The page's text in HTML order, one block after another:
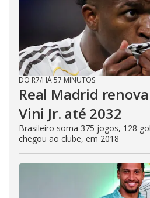
DO R7/HÁ 57 MINUTOS
Real Madrid
Vini Jr. até 2032
Brasileiro soma 375 jogos, 128
chegou ao clube, em 2018